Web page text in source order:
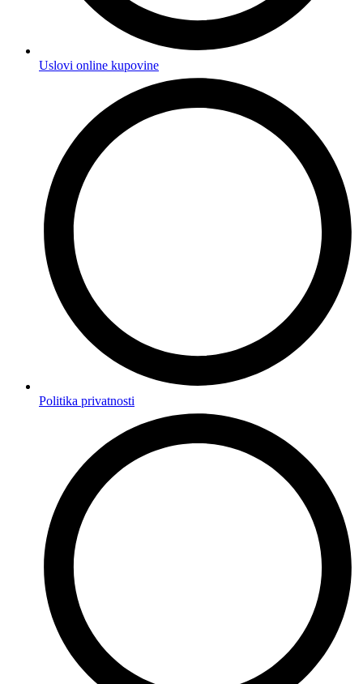
Uslovi online kupovine
Politika privatnosti